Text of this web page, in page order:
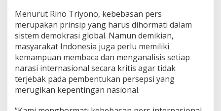
K
P
E
R
S
I
:
A
N
Menurut Rino Triyono, kebebasan pers
merupakan prinsip yang harus dihormati dalam
sistem demokrasi global. Namun demikian,
masyarakat Indonesia juga perlu memiliki
kemampuan membaca dan menganalisis setiap
narasi internasional secara kritis agar tidak
terjebak pada pembentukan persepsi yang
merugikan kepentingan nasional.